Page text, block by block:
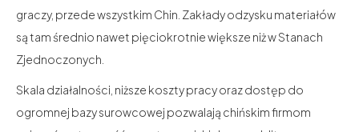
graczy, przede wszystkim Chin. Zakłady odzysku materiałów
są tam średnio nawet pięciokrotnie większe niż w Stanach
Zjednoczonych.
Skala działalności, niższe koszty pracy oraz dostęp do
ogromnej bazy surowcowej pozwalają chińskim firmom